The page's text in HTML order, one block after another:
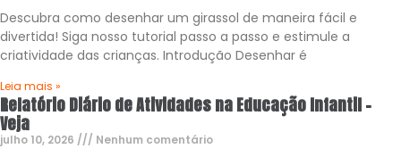
Descubra como desenhar um girassol de maneira fácil e
divertida! Siga nosso tutorial passo a passo e estimule a
criatividade das crianças. Introdução Desenhar é
Leia mais »
Relatório Diário de Atividades na Educação Infantil –
Veja
julho 10, 2026 Nenhum comentário